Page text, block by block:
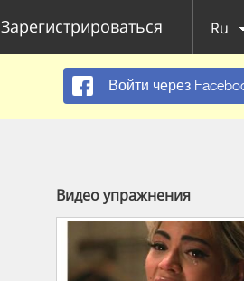
Зарегистрироваться Ru
Войти через
Видео упражнения